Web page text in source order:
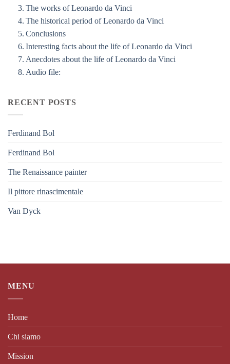
The works of Leonardo da Vinci
The historical period of Leonardo da Vinci
Conclusions
Interesting facts about the life of Leonardo da Vinci
Anecdotes about the life of Leonardo da Vinci
Audio file:
RECENT POSTS
Ferdinand Bol
Ferdinand Bol
The Renaissance painter
Il pittore rinascimentale
Van Dyck
MENU
Home
Chi siamo
Mission